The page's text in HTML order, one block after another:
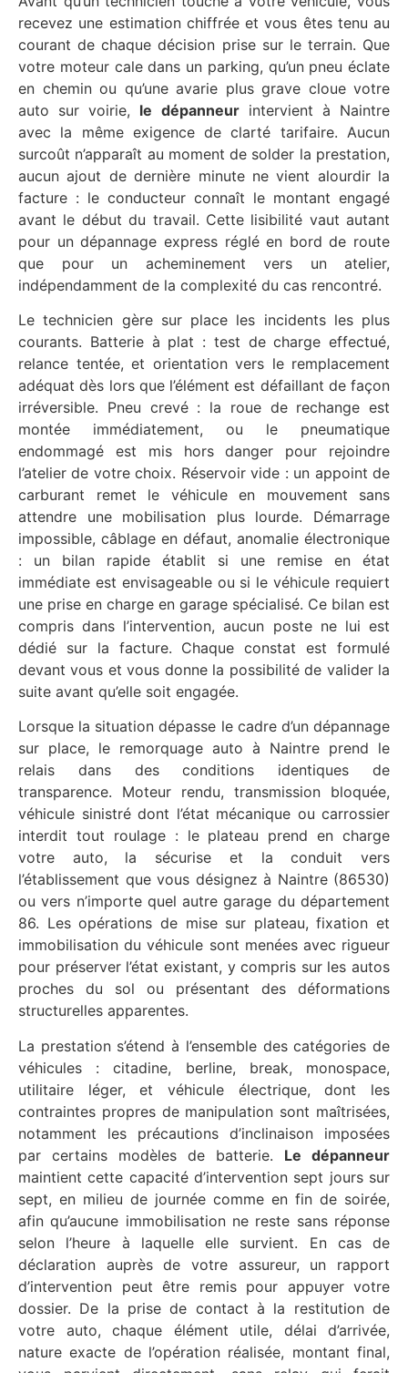
recevez une estimation chiffrée et vous êtes tenu au
courant de chaque décision prise sur le terrain. Que
votre moteur cale dans un parking, qu’un pneu éclate
en chemin ou qu’une avarie plus grave cloue votre
auto sur voirie, le dépanneurintervient à Naintre
avec la même exigence de clarté tarifaire. Aucun
surcoût n’apparaît au moment de solder la prestation,
aucun ajout de dernière minute ne vient alourdir la
facture : le conducteur connaît le montant engagé
avant le début du travail. Cette lisibilité vaut autant
pour un dépannage express réglé en bord de route
que pour un acheminement vers un atelier,
indépendamment de la complexité du cas rencontré.
Le technicien gère sur place les incidents les plus
courants. Batterie à plat : test de charge effectué,
relance tentée, et orientation vers le remplacement
adéquat dès lors que l’élément est défaillant de façon
irréversible. Pneu crevé : la roue de rechange est
montée immédiatement, ou le pneumatique
endommagé est mis hors danger pour rejoindre
l’atelier de votre choix. Réservoir vide : un appoint de
carburant remet le véhicule en mouvement sans
attendre une mobilisation plus lourde. Démarrage
impossible, câblage en défaut, anomalie électronique
: un bilan rapide établit si une remise en état
immédiate est envisageable ou si le véhicule requiert
une prise en charge en garage spécialisé. Ce bilan est
compris dans l’intervention, aucun poste ne lui est
dédié sur la facture. Chaque constat est formulé
devant vous et vous donne la possibilité de valider la
suite avant qu’elle soit engagée.
Lorsque la situation dépasse le cadre d’un dépannage
sur place, le remorquage auto à Naintre prend le
relais dans des conditions identiques de
transparence. Moteur rendu, transmission bloquée,
véhicule sinistré dont l’état mécanique ou carrossier
interdit tout roulage : le plateau prend en charge
votre auto, la sécurise et la conduit vers
l’établissement que vous désignez à Naintre (86530)
ou vers n’importe quel autre garage du département
86. Les opérations de mise sur plateau, fixation et
immobilisation du véhicule sont menées avec rigueur
pour préserver l’état existant, y compris sur les autos
proches du sol ou présentant des déformations
structurelles apparentes.
La prestation s’étend à l’ensemble des catégories de
véhicules : citadine, berline, break, monospace,
utilitaire léger, et véhicule électrique, dont les
contraintes propres de manipulation sont maîtrisées,
notamment les précautions d’inclinaison imposées
par certains modèles de batterie. Le dépanneur
maintient cette capacité d’intervention sept jours sur
sept, en milieu de journée comme en fin de soirée,
afin qu’aucune immobilisation ne reste sans réponse
selon l’heure à laquelle elle survient. En cas de
déclaration auprès de votre assureur, un rapport
d’intervention peut être remis pour appuyer votre
dossier. De la prise de contact à la restitution de
votre auto, chaque élément utile, délai d’arrivée,
nature exacte de l’opération réalisée, montant final,